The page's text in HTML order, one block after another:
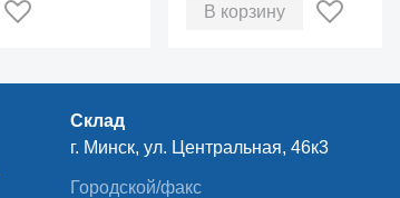
В корзину
Склад
г. Минск, ул. Центральная, 46к3
Городской/факс